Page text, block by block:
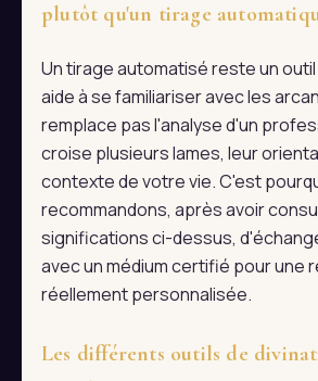
plutôt qu'un tirage
Un tirage automatisé reste un
aide à se familiariser avec les
remplace pas l'analyse d'un
croise plusieurs lames, leur
contexte de votre vie. C'est
recommandons, après avoir
significations ci-dessus,
avec un médium certifié pour une
réellement personnalisée.
Les différents outils de